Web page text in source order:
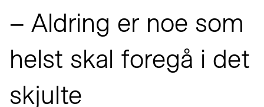
– Aldring er noe som
helst skal foregå i det
skjulte